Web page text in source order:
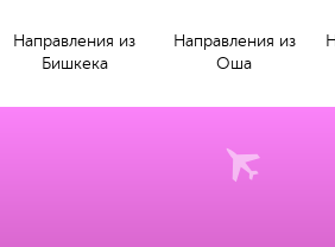
Направления из
Бишкека
Направления из
Оша